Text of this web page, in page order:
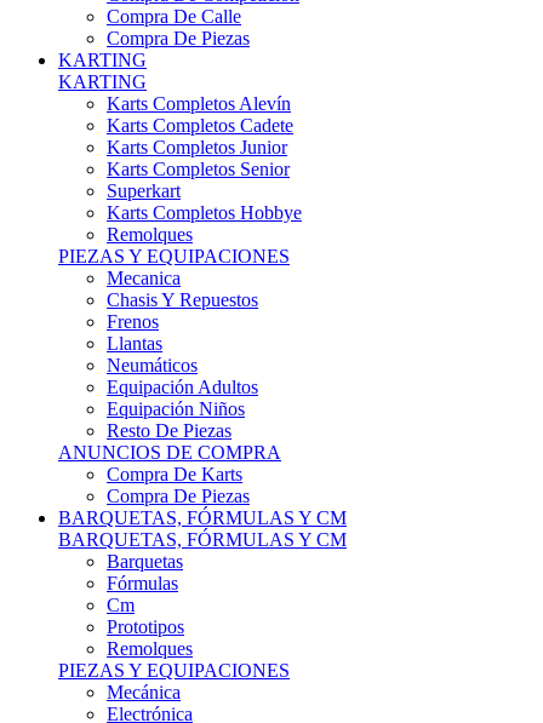
Compra De Piezas
KARTING
KARTING
Karts Completos Alevín
Karts Completos Cadete
Karts Completos Junior
Karts Completos Senior
Superkart
Karts Completos Hobbye
Remolques
PIEZAS Y EQUIPACIONES
Mecanica
Chasis Y Repuestos
Frenos
Llantas
Neumáticos
Equipación Adultos
Equipación Niños
Resto De Piezas
ANUNCIOS DE COMPRA
Compra De Karts
Compra De Piezas
BARQUETAS, FÓRMULAS Y CM
BARQUETAS, FÓRMULAS Y CM
Barquetas
Fórmulas
Cm
Prototipos
Remolques
PIEZAS Y EQUIPACIONES
Mecánica
Electrónica
Chasis Y Carrocería